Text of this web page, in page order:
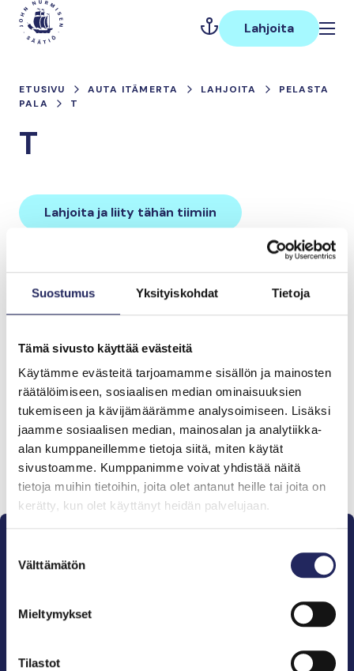
Suostumus Yksityiskohdat Tietoja
Tämä sivusto käyttää evästeitä
Käytämme evästeitä tarjoamamme sisällön ja mainosten
räätälöimiseen, sosiaalisen median ominaisuuksien
tukemiseen ja kävijämäärämme analysoimiseen. Lisäksi
jaamme sosiaalisen median, mainosalan ja analytiikka-
alan kumppaneillemme tietoja siitä, miten käytät
sivustoamme. Kumppanimme voivat yhdistää näitä
tietoja muihin tietoihin, joita olet antanut heille tai joita on
kerätty, kun olet käyttänyt heidän palvelujaan.
valinta
Välttämätön
Mieltymykset
Tilastot
Hyppää
sisältöön
Päävalikko
Lahjoita
ETUSIVU AUTA ITÄMERTA LAHJOITA
PELASTA
PALA
T
T
Lahjoita ja liity tähän tiimiin
Tiimin lahjoitukset yhteensä:
Tiimille tehdyt
lahjoitukset
Lahjoita ja liity tähän tiimiin
Pelastamme Itämeren ja sen perinnön tuleville
John Nurmisen Säätiö on Itämeren suojelija, meren